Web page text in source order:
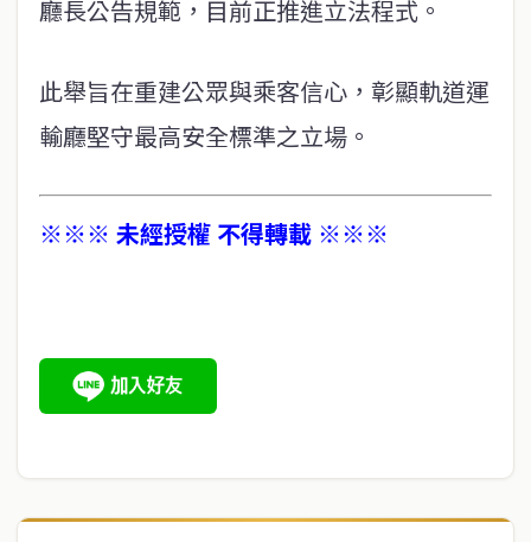
廳長公告規範，目前正推進立法程式。
此舉旨在重建公眾與乘客信心，彰顯軌道運
輸廳堅守最高安全標準之立場。
※※※ 未經授權 不得轉載 ※※※